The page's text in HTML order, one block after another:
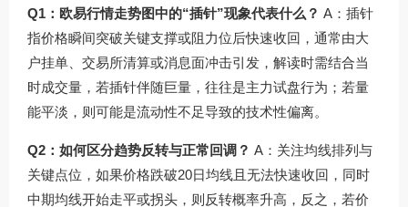
Q1：欧易行情走势图中的“插针”现象代表什么？ A：插针
指价格瞬间突破关键支撑或阻力位后快速收回，通常由大
户挂单、交易所清算或消息面冲击引发，解读时需结合当
时成交量，若插针伴随巨量，往往是主力试盘行为；若量
能平淡，则可能是流动性不足导致的技术性偏离。
Q2：如何区分趋势反转与正常回调？ A：关注均线排列与
关键点位，如果价格跌破20日均线且无法快速收回，同时
中期均线开始走平或拐头，则反转概率升高，反之，若价